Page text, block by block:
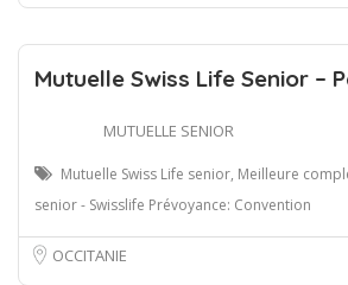
Mutuelle Swiss Life Senior –
MUTUELLE SENIOR
Mutuelle Swiss Life senior, Meilleure
senior - Swisslife Prévoyance: Convention
OCCITANIE